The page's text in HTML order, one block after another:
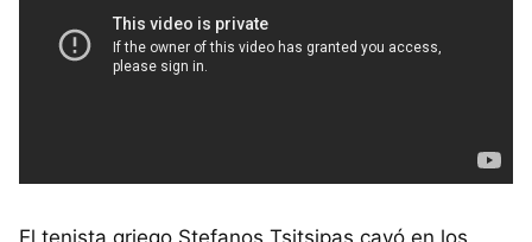
El tenista griego Stefanos Tsitsipas cayó en los